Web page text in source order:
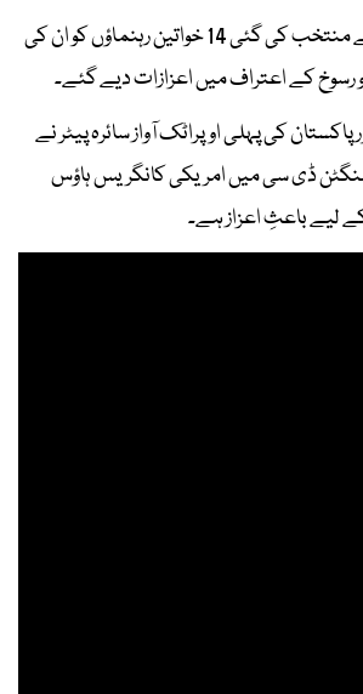
تقریب میں دنیا بھر سے منتخب کی گئی 14 خواتین رہنماؤں کو ان کی
رسوخ کے اعتراف میں اعزازات دیے گئے۔
پاکستان کی پہلی اوپراٹک آواز سائرہ پیٹر نے
ڈی سی میں امریکی کانگریس ہاؤس
لیے باعثِ اعزاز ہے۔